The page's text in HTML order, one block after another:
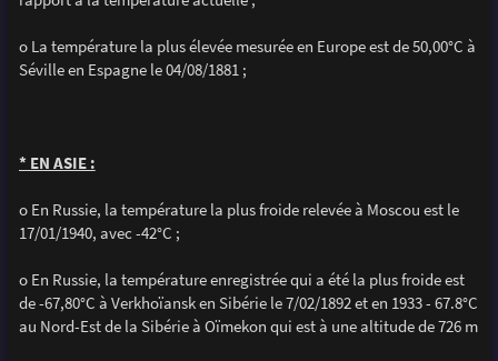
o La température la plus élevée mesurée en Europe est de 50,00°C à
Séville en Espagne le 04/08/1881 ;
* EN ASIE :
o En Russie, la température la plus froide relevée à Moscou est le
17/01/1940, avec -42°C ;
o En Russie, la température enregistrée qui a été la plus froide est
de -67,80°C à Verkhoïansk en Sibérie le 7/02/1892 et en 1933 - 67.8°C
au Nord-Est de la Sibérie à Oïmekon qui est à une altitude de 726 m